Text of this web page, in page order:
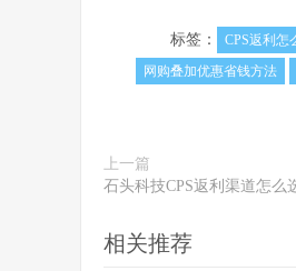
标签： CPS返利怎
网购叠加优惠省钱方法
上一篇
石头科技CPS返利渠道怎么
相关推荐